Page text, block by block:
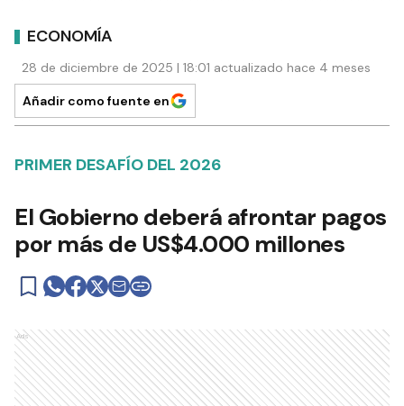
ECONOMÍA
28 de diciembre de 2025 | 18:01 actualizado hace 4 meses
Añadir como fuente en
PRIMER DESAFÍO DEL 2026
El Gobierno deberá afrontar pagos
por más de US$4.000 millones
Ads